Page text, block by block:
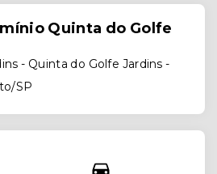
Quinta do Golfe
- Quinta do Golfe Jardins -
SP